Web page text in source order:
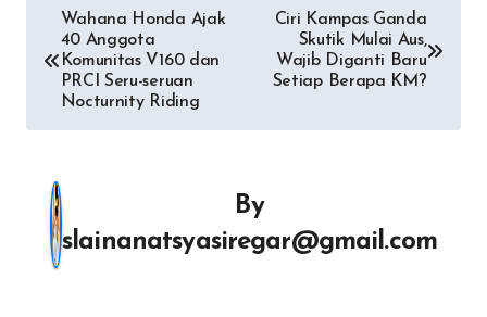
Navigasi
pos
Wahana Honda Ajak
40 Anggota
Komunitas V160 dan
PRCI Seru-seruan
Nocturnity Riding
Ciri Kampas Ganda
Skutik Mulai Aus,
Wajib Diganti Baru
Setiap Berapa KM?
By
slainanatsyasiregar@gmail.com